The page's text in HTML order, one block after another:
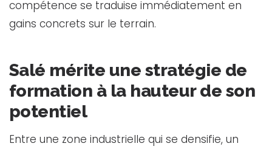
compétence se traduise immédiatement en
gains concrets sur le terrain.
Salé mérite une stratégie de
formation à la hauteur de son
potentiel
Entre une zone industrielle qui se densifie, un